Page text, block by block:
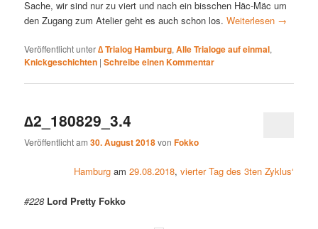
Sache,wir sind nur zu viert und nach ein bisschen Häc-Mäc um
den Zugang zum Atelier geht es auch schon los. Weiterlesen →
Veröffentlicht unter∆ Trialog Hamburg,Alle Trialoge auf einmal,
Knickgeschichten |Schreibe einen Kommentar
∆2_180829_3.4
Veröffentlicht am30. August 2018vonFokko
Hamburgam 29.08.2018, vierter Tag des 3ten Zyklus‘
#228 Lord Pretty Fokko